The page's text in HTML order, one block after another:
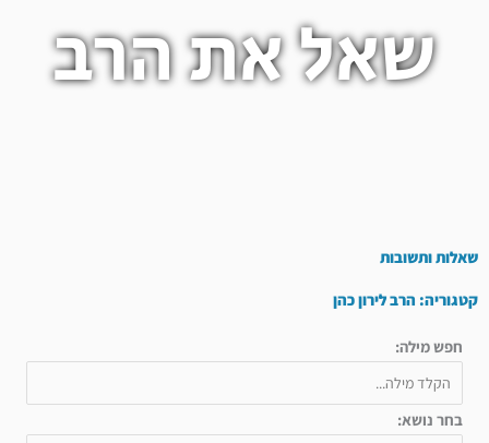
שאל את הרב
שאלות ותשובות
קטגוריה: הרב לירון כהן
חפש מילה:
בחר נושא: